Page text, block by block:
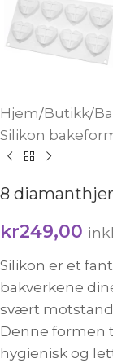
Hjem/Butikk/
Silikon
8
kr249,00
Silikon er et
bakverkene
svært
Denne formen
hygienisk og